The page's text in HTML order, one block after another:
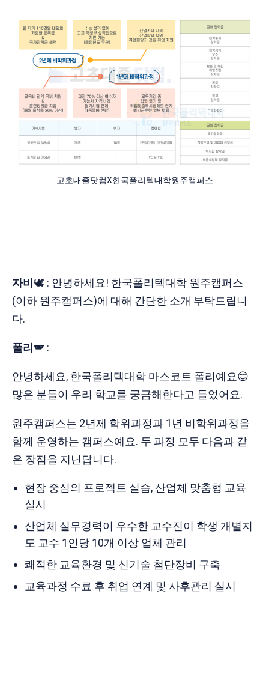
고초대졸닷컴X한국폴리텍대학원주캠퍼스
자비 🕊️ : 안녕하세요! 한국폴리텍대학 원주캠퍼스
(이하 원주캠퍼스)에 대해 간단한 소개 부탁드립니
다.
폴리🪽 :
안녕하세요, 한국폴리텍대학 마스코트 폴리예요😊
많은 분들이 우리 학교를 궁금해한다고 들었어요.
원주캠퍼스는 2년제 학위과정과 1년 비학위과정을
함께 운영하는 캠퍼스예요. 두 과정 모두 다음과 같
은 장점을 지닌답니다.
현장 중심의 프로젝트 실습, 산업체 맞춤형 교육
실시
산업체 실무경력이 우수한 교수진이 학생 개별지
도 교수 1인당 10개 이상 업체 관리
쾌적한 교육환경 및 신기술 첨단장비 구축
교육과정 수료 후 취업 연계 및 사후관리 실시